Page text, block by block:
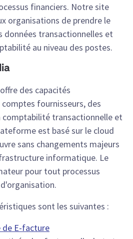
financiers. Notre site
organisations de prendre le
transactionnelles et
au niveau des postes.
des capacités
fournisseurs, des
comptabilité transactionnelle et
est basé sur le cloud
sans changements majeurs
informatique. Le
pour tout processus
sont les suivantes :
E-facture